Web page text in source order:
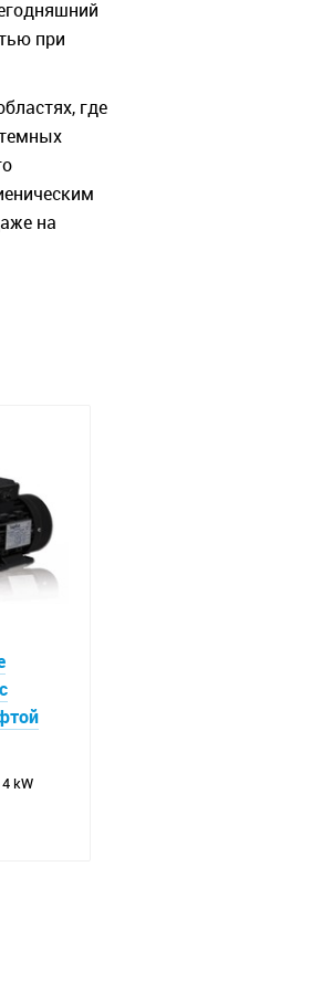
при
где
на
обладает
kW